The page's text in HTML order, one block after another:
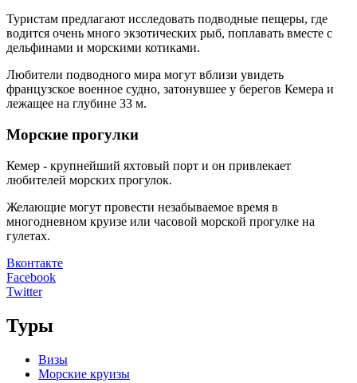
Туристам предлагают исследовать подводные пещеры, где
водится очень много экзотических рыб, поплавать вместе с
дельфинами и морскими котиками.
Любители подводного мира могут вблизи увидеть
французское военное судно, затонувшее у берегов Кемера и
лежащее на глубине 33 м.
Морские прогулки
Кемер - крупнейший яхтовый порт и он привлекает
любителей морских прогулок.
Желающие могут провести незабываемое время в
многодневном круизе или часовой морской прогулке на
гулетах.
Вконтакте
Facebook
Twitter
Туры
Визы
Морские круизы